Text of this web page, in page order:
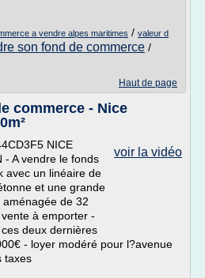
a vendre alpes maritimes / valeur d
son fond de commerce /
Haut de page
commerce - Nice
voir la vidéo
NICE
- A vendre le fonds
avec un linéaire de
et une grande
de 32
à emporter -
deux dernières
- loyer modéré pour l?avenue
taxes